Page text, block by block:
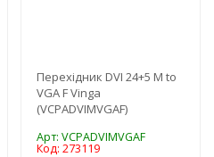
Перехідник DVI 24+5 M to
VGA F Vinga
(VCPADVIMVGAF)
Арт: VCPADVIMVGAF
Код: 273119